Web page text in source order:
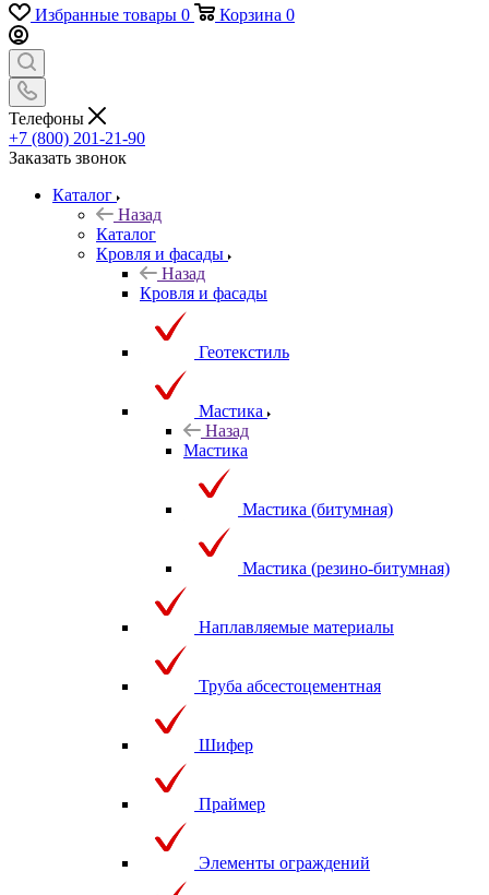
Избранные товары 0 Корзина 0
Телефоны
+7 (800) 201-21-90
Заказать звонок
Каталог
Назад
Каталог
Кровля и фасады
Назад
Кровля и фасады
Геотекстиль
Мастика
Назад
Мастика
Мастика (битумная)
Мастика (резино-битумная)
Наплавляемые материалы
Труба абсестоцементная
Шифер
Праймер
Элементы ограждений